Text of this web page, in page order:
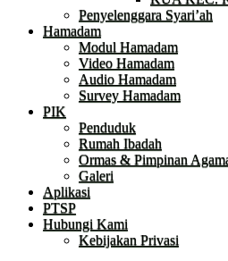
Penyelenggara Syari’ah
Hamadam
Modul Hamadam
Video Hamadam
Audio Hamadam
Survey Hamadam
PIK
Penduduk
Rumah Ibadah
Ormas & Pimpinan
Galeri
Aplikasi
PTSP
Hubungi Kami
Kebijakan Privasi